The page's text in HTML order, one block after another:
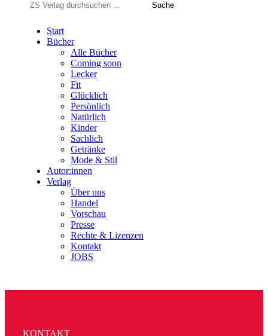
nach:
Start
Bücher
Alle Bücher
Coming soon
Lecker
Fit
Glücklich
Persönlich
Natürlich
Kinder
Sachlich
Getränke
Mode & Stil
Autor:innen
Verlag
Über uns
Handel
Vorschau
Presse
Rechte & Lizenzen
Kontakt
JOBS
KONTAKT